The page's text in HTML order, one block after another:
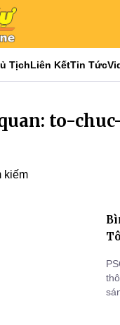
TịchLiên KếtTin Tức
to-
kiếm